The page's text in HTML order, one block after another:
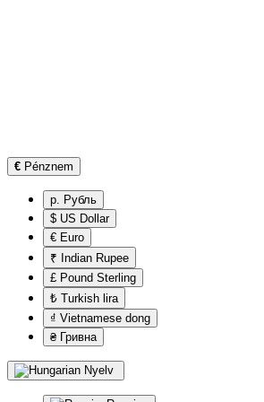
€ Pénznem
р. Рубль
$ US Dollar
€ Euro
₹ Indian Rupee
£ Pound Sterling
₺ Turkish lira
₫ Vietnamese dong
₴ Гривна
Nyelv